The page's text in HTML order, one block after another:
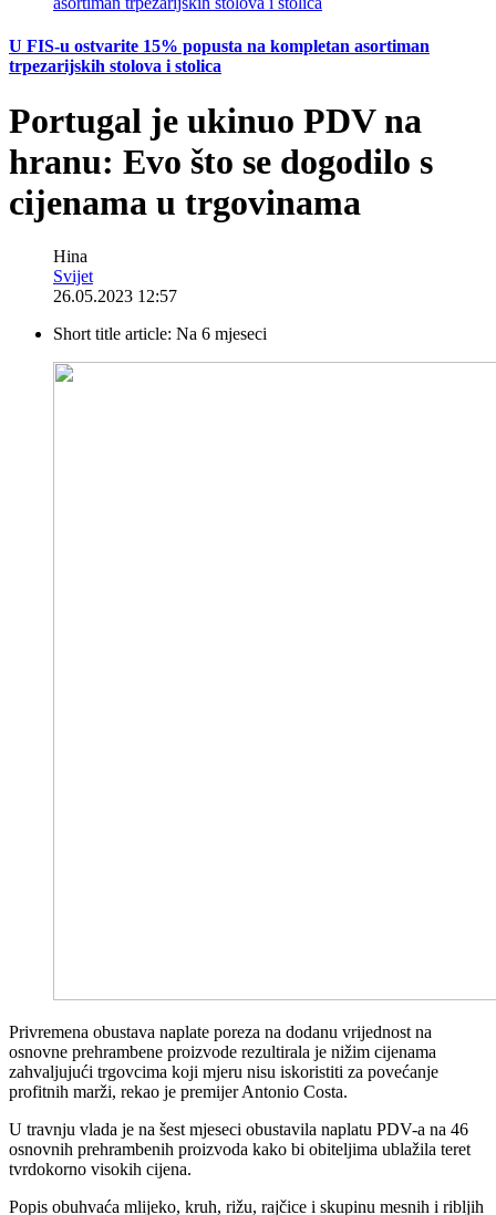
U FIS-u ostvarite 15% popusta na kompletan asortiman
trpezarijskih stolova i stolica
Portugal je ukinuo PDV na
hranu: Evo što se dogodilo s
cijenama u trgovinama
Hina
Svijet
26.05.2023 12:57
Short title article: Na 6 mjeseci
Privremena obustava naplate poreza na dodanu vrijednost na
osnovne prehrambene proizvode rezultirala je nižim cijenama
zahvaljujući trgovcima koji mjeru nisu iskoristiti za povećanje
profitnih marži, rekao je premijer Antonio Costa.
U travnju vlada je na šest mjeseci obustavila naplatu PDV-a na 46
osnovnih prehrambenih proizvoda kako bi obiteljima ublažila teret
tvrdokorno visokih cijena.
Popis obuhvaća mlijeko, kruh, rižu, rajčice i skupinu mesnih i ribljih